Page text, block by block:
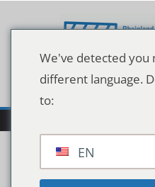
Inhalt
We've detected you
different language.
to:
EN